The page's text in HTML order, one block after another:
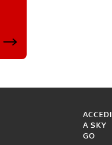
ACCEDI
A SKY
GO